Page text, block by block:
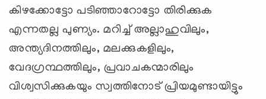
കിഴക്കോട്ടോ പടിഞ്ഞാറോട്ടോ തിരിക്കുക
എന്നതല്ല പുണ്യം. മറിച്ച് അല്ലാഹുവിലും,
അന്ത്യദിനത്തിലും, മലക്കുകളിലും,
വേദഗ്രന്ഥത്തിലും, പ്രവാചകന്മാരിലും
വിശ്വസിക്കുകയും സ്വത്തിനോട് പ്രിയമുണ്ടായിട്ടും